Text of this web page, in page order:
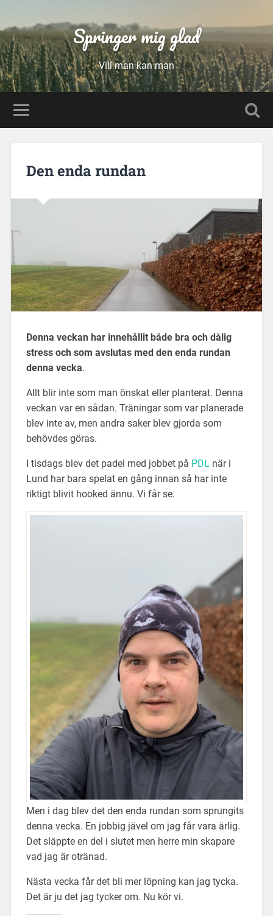
Springer mig glad
Vill man kan man
Den enda rundan
Denna veckan har innehållit både bra och dålig
stress och som avslutas med den enda rundan
denna vecka.
Allt blir inte som man önskat eller planterat. Denna
veckan var en sådan. Träningar som var planerade
blev inte av, men andra saker blev gjorda som
behövdes göras.
I tisdags blev det padel med jobbet på PDLnär i
Lund har bara spelat en gång innan så har inte
riktigt blivit hooked ännu. Vi får se.
Men i dag blev det den enda rundan som sprungits
denna vecka. En jobbig jävel om jag får vara ärlig.
Det släppte en del i slutet men herre min skapare
vad jag är otränad.
Nästa vecka får det bli mer löpning kan jag tycka.
Det är ju det jag tycker om. Nu kör vi.